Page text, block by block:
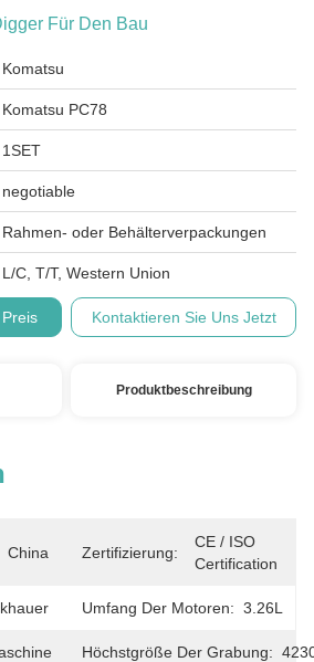
Für Den Bau
Komatsu
Komatsu PC78
1SET
negotiable
Rahmen- oder Behälterverpackungen
L/C, T/T, Western Union
Kontaktieren Sie Uns Jetzt
Produktbeschreibung
China Zertifizierung:
CE / ISO
Certification
Umfang Der Motoren: 3.26L
Höchstgröße Der Grabung: